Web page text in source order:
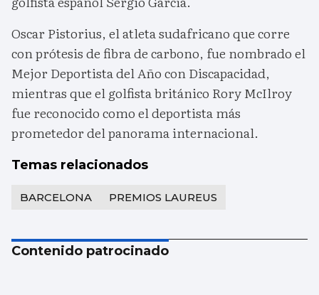
Oscar Pistorius, el atleta sudafricano que corre
con prótesis de fibra de carbono, fue nombrado el
Mejor Deportista del Año con Discapacidad,
mientras que el golfista británico Rory McIlroy
fue reconocido como el deportista más
prometedor del panorama internacional.
Temas relacionados
BARCELONA PREMIOS LAUREUS
Contenido patrocinado